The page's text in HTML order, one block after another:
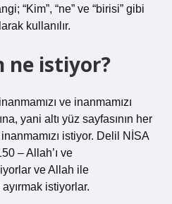
“Kim”, “ne” ve “birisi” gibi
kullanılır.
ne istiyor?
ve inanmamızı
yani altı yüz sayfasının her
istiyor. Delil NİSA
– Allah’ı ve
ve Allah ile
istiyorlar.